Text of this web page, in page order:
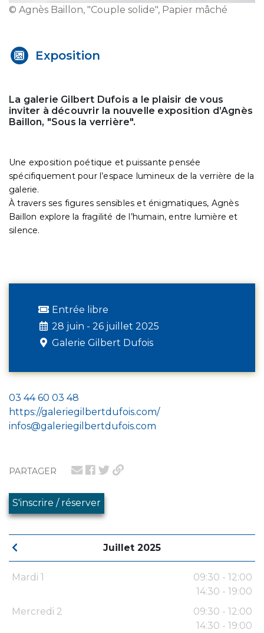
PARTAGER
S'inscrire / réserver
Juillet 2025
Mardi 1
09:30 - 12:00
14:30 - 19:00
Mercredi 2
09:30 - 12:00
14:30 - 19:00
© Agnès Baillon, "Couple solide", Papier mâché
Exposition
La galerie Gilbert Dufois a le plaisir de vous
inviter à découvrir la nouvelle exposition d’Agnès
Baillon, "Sous la verrière".
Une exposition poétique et puissante pensée
spécifiquement pour l’espace lumineux de la verrière de la
galerie.
À travers ses figures sensibles et énigmatiques, Agnès
Baillon explore la fragilité de l’humain, entre lumière et
silence.
Entrée libre
28 juin - 26 juillet 2025
Galerie Gilbert Dufois
03 44 60 03 48
https://galeriegilbertdufois.com/
infos@galeriegilbertdufois.com